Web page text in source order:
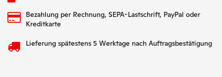
Bezahlung per Rechnung, SEPA-Lastschrift, PayPal oder
Kreditkarte
Lieferung spätestens 5 Werktage nach Auftragsbestätigung